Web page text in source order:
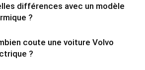
différences avec un modèle
?
coute une voiture Volvo
?